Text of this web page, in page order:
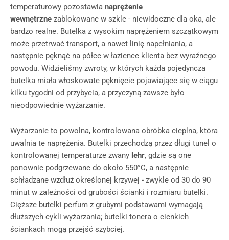
temperaturowy pozostawia naprężenie
wewnętrzne zablokowane w szkle - niewidoczne dla oka, ale
bardzo realne. Butelka z wysokim naprężeniem szczątkowym
może przetrwać transport, a nawet linię napełniania, a
następnie pęknąć na półce w łazience klienta bez wyraźnego
powodu. Widzieliśmy zwroty, w których każda pojedyncza
butelka miała włoskowate pęknięcie pojawiające się w ciągu
kilku tygodni od przybycia, a przyczyną zawsze było
nieodpowiednie wyżarzanie.
Wyżarzanie to powolna, kontrolowana obróbka cieplna, która
uwalnia te naprężenia. Butelki przechodzą przez długi tunel o
kontrolowanej temperaturze zwany lehr, gdzie są one
ponownie podgrzewane do około 550°C, a następnie
schładzane wzdłuż określonej krzywej - zwykle od 30 do 90
minut w zależności od grubości ścianki i rozmiaru butelki.
Cięższe butelki perfum z grubymi podstawami wymagają
dłuższych cykli wyżarzania; butelki tonera o cienkich
ściankach mogą przejść szybciej.